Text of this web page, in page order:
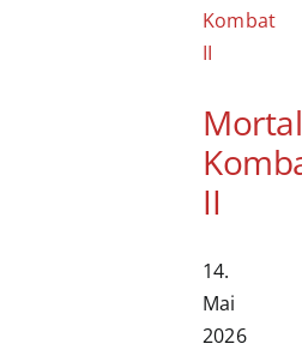
Mortal
II
14.
Mai
2026